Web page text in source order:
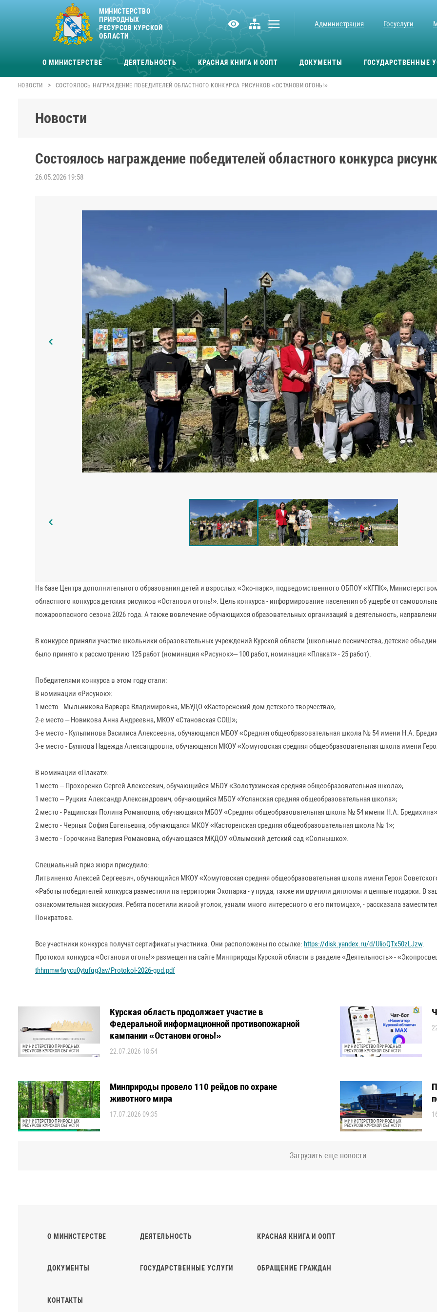
МИНИСТЕРСТВО
ПРИРОДНЫХ
РЕСУРСОВ КУРСКОЙ
ОБЛАСТИ
Администрация Госуслуги
О МИНИСТЕРСТВЕ ДЕЯТЕЛЬНОСТЬ КРАСНАЯ КНИГА И ООПТ ДОКУМЕНТЫ ГОСУДАРСТВЕННЫЕ
НОВОСТИ > СОСТОЯЛОСЬ НАГРАЖДЕНИЕ ПОБЕДИТЕЛЕЙ ОБЛАСТНОГО КОНКУРСА РИСУНКОВ «ОСТАНОВИ ОГОНЬ!»
Новости
Состоялось награждение победителей областного конкурса
26.05.2026 19:58
На базе Центра дополнительного образования детей и взрослых «Эко-парк», подведомственного ОБПОУ «КГПК»,
областного конкурса детских рисунков «Останови огонь!». Цель конкурса - информирование населения об ущербе от
пожароопасного сезона 2026 года. А также вовлечение обучающихся образовательных организаций в деятельность,
В конкурсе приняли участие школьники образовательных учреждений Курской области (школьные лесничества, детские
было принято к рассмотрению 125 работ (номинация «Рисунок»– 100 работ, номинация «Плакат» - 25 работ).
Победителями конкурса в этом году стали:
В номинации «Рисунок»:
1 место - Мыльникова Варвара Владимировна, МБУДО «Касторенский дом детского творчества»;
2-е место – Новикова Анна Андреевна, МКОУ «Становская СОШ»;
3-е место - Кульпинова Василиса Алексеевна, обучающаяся МБОУ «Средняя общеобразовательная школа № 54 имени Н.А.
1 место – Прохоренко Сергей Алексеевич, обучающийся МБОУ «Золотухинская средняя общеобразовательная школа»;
1 место – Руцких Александр Александрович, обучающийся МБОУ «Усланская средняя общеобразовательная школа»;
Специальный приз жюри присудило:
Литвиненко Алексей Сергеевич, обучающийся МКОУ «Хомутовская средняя общеобразовательная школа имени Героя
ознакомительная экскурсия. Ребята посетили живой уголок, узнали много интересного о его питомцах», - рассказала
Понкратова.
Все участники конкурса получат сертификаты участника. Они расположены по ссылке:
Протокол конкурса «Останови огонь!» размещен на сайте Минприроды Курской области в разделе «Деятельность» -
thhmmw4qycu0ytufqg3av/Protokol-2026-god.pdf
МИНИСТЕРСТВО ПРИРОДНЫХ
РЕСУРСОВ КУРСКОЙ ОБЛАСТИ
Курская область продолжает участие в
22.07.2026 18:54
МИНИСТЕРСТВО ПРИРОДНЫХ
РЕСУРСОВ КУРСКОЙ ОБЛАСТИ
РЕСУРСОВ КУРСКОЙ ОБЛАСТИ
Минприроды провело 110 рейдов по охране
животного мира
Загрузить еще новости
О МИНИСТЕРСТВЕ ДЕЯТЕЛЬНОСТЬ КРАСНАЯ КНИГА И ООПТ
ДОКУМЕНТЫ ГОСУДАРСТВЕННЫЕ УСЛУГИ ОБРАЩЕНИЕ ГРАЖДАН
КОНТАКТЫ